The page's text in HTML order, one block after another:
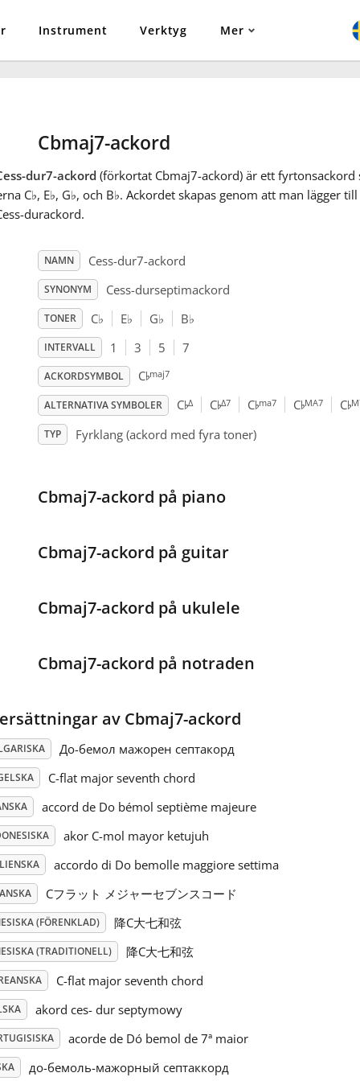
Instrument Verktyg Mer
Cbmaj7-ackord
dur7-ackord (förkortat Cbmaj7-ackord) är ett fyrtonsackord
C♭, E♭, G♭, och B♭. Ackordet skapas genom att man lägger
durackord.
NAMN Cess-dur7-ackord
SYNONYM Cess-durseptimackord
TONER C♭ E♭ G♭ B♭
INTERVALL 1 3 5 7
ACKORDSYMBOL C♭maj7
ALTERNATIVA SYMBOLER C♭Δ C♭Δ7 C♭ma7 C♭MA7 C♭
TYP Fyrklang (ackord med fyra toner)
Cbmaj7-ackord på piano
Cbmaj7-ackord på guitar
Cbmaj7-ackord på ukulele
Cbmaj7-ackord på notraden
av Cbmaj7-ackord
До-бемол мажорен септакорд
C-flat major seventh chord
accord de Do bémol septième majeure
akor C-mol mayor ketujuh
accordo di Do bemolle maggiore settima
Cフラット メジャーセブンスコード
(FÖRENKLAD) 降C大七和弦
(TRADITIONELL) 降C大七和弦
C-flat major seventh chord
akord ces- dur septymowy
acorde de Dó bemol de 7ª maior
до-бемоль-мажорный септаккорд